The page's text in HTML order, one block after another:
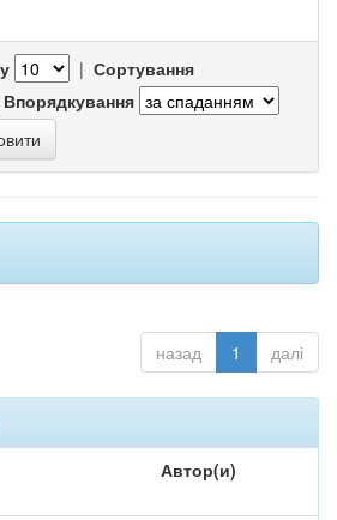
| Сортування
Впорядкування
назад 1 далі
Автор(и)